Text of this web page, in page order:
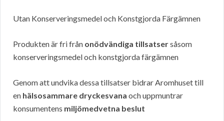
Utan Konserveringsmedel och Konstgjorda Färgämnen
Produkten är fri från onödvändiga tillsatsersåsom
konserveringsmedel och konstgjorda färgämnen
Genom att undvika dessa tillsatser bidrar Aromhuset till
en hälsosammare dryckesvana och uppmuntrar
konsumentens miljömedvetna beslut